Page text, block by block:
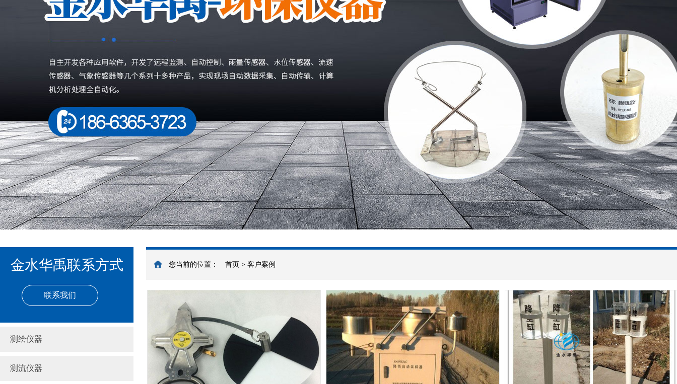
金水华禹联系方式
联系我们
测绘仪器
测流仪器
您当前的位置： 首页 > 客户案例